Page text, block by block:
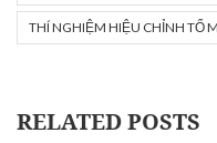
THÍ NGHIỆM HIỆU CHỈNH TỔ
RELATED POSTS